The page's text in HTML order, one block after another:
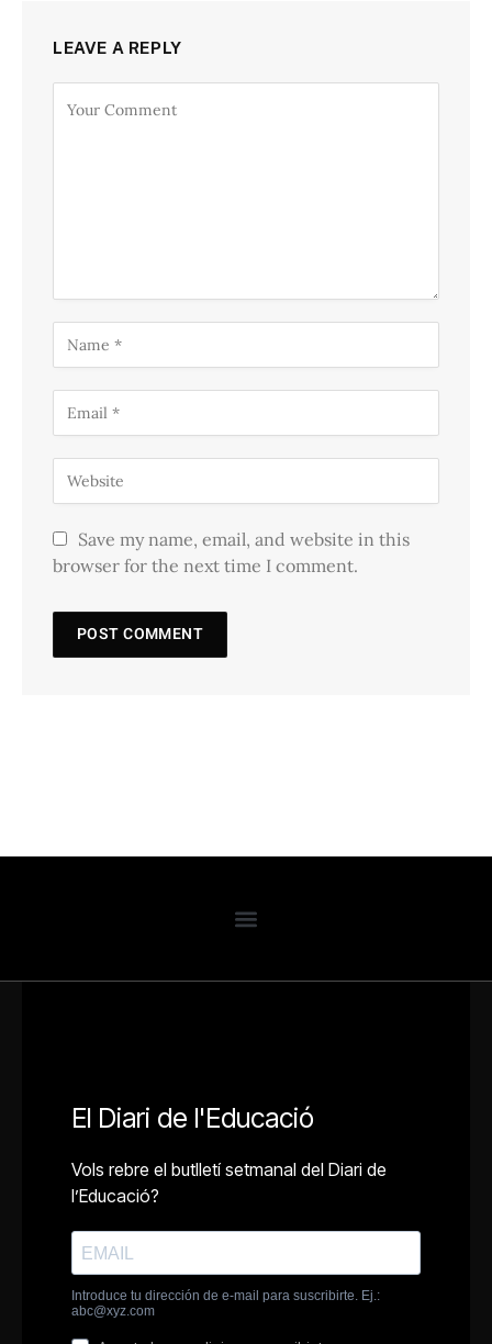
LEAVE A REPLY
Save my name, email, and website in this
browser for the next time I comment.